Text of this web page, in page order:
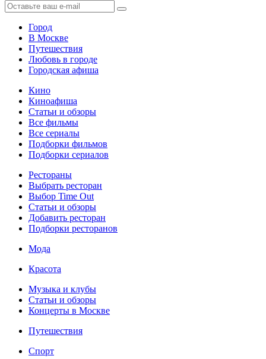
Город
В Москве
Путешествия
Любовь в городе
Городская афиша
Кино
Киноафиша
Статьи и обзоры
Все фильмы
Все сериалы
Подборки фильмов
Подборки сериалов
Рестораны
Выбрать ресторан
Выбор Time Out
Статьи и обзоры
Добавить ресторан
Подборки ресторанов
Мода
Красота
Музыка и клубы
Статьи и обзоры
Концерты в Москве
Путешествия
Спорт